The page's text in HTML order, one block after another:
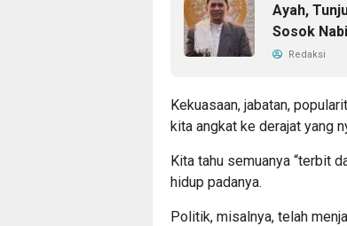
Ayah,
Sosok
Redaksi
Kekuasaan, jabatan,
kita angkat ke derajat yang
Kita tahu semuanya “terbit
hidup padanya.
Politik, misalnya, telah